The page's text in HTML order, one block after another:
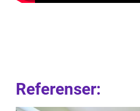
Referenser: